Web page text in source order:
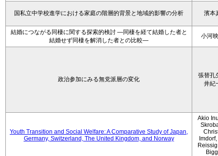
国私立中学校進学における家庭の階層的背景と地域的影響の分析 濱本
結婚につながる同棲に関する探索的検討 ―同棲を経て結婚した者と
結婚せず同棲を解消した者との比較―
小河
政治参加にみる無党派層の変化
張替孔
井紀
Youth Transition and Social Welfare: A Comparative Study of Japan,
Germany, Switzerland, The United Kingdom, and Norway
Akio